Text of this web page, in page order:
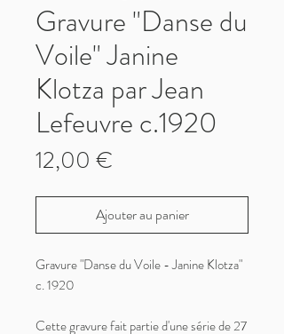
Gravure "Danse du
Voile" Janine
Klotza par Jean
Lefeuvre c.1920
12,00 €
Ajouter au panier
Gravure "Danse du Voile - Janine Klotza"
c. 1920
Cette gravure fait partie d'une série de 27